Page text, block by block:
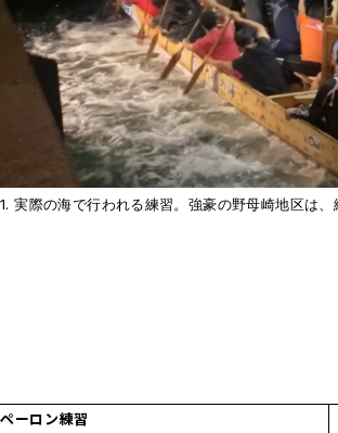
1. 実際の海で行われる練習。強豪の野母崎地区は、
ペーロン練習